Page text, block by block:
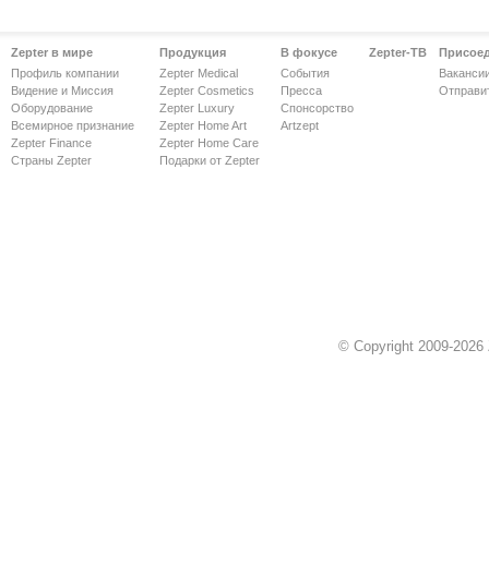
Zepter в мире
Профиль компании
Видение и Миссия
Оборудование
Всемирное признание
Zepter Finance
Страны Zepter
Продукция
Zepter Medical
Zepter Cosmetics
Zepter Luxury
Zepter Home Art
Zepter Home Care
Подарки от Zepter
В фокусе
События
Пресса
Спонсорство
Artzept
Zepter-ТВ
© Copyright 2009-